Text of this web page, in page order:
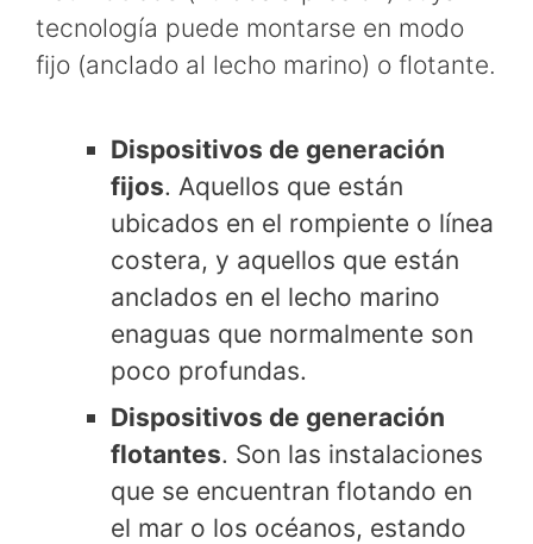
tecnología puede montarse en modo
fijo (anclado al lecho marino) o flotante.
Dispositivos de generación
fijos. Aquellos que están
ubicados en el rompiente o línea
costera, y aquellos que están
anclados en el lecho marino
enaguas que normalmente son
poco profundas.
Dispositivos de generación
flotantes. Son las instalaciones
que se encuentran flotando en
el mar o los océanos, estando